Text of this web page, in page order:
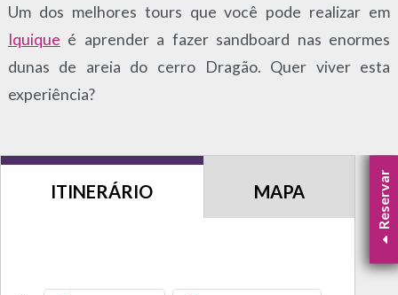
Um dos melhores tours que você pode realizar em
Iquique é aprender a fazer sandboard nas enormes
dunas de areia do cerro Dragão. Quer viver esta
experiência?
ITINERÁRIO MAPA Reservar